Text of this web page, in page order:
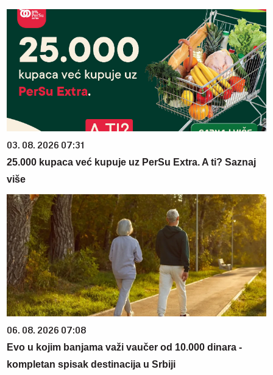
03. 08. 2026 07:31
25.000 kupaca već kupuje uz PerSu Extra. A ti? Saznaj
više
06. 08. 2026 07:08
Evo u kojim banjama važi vaučer od 10.000 dinara -
kompletan spisak destinacija u Srbiji